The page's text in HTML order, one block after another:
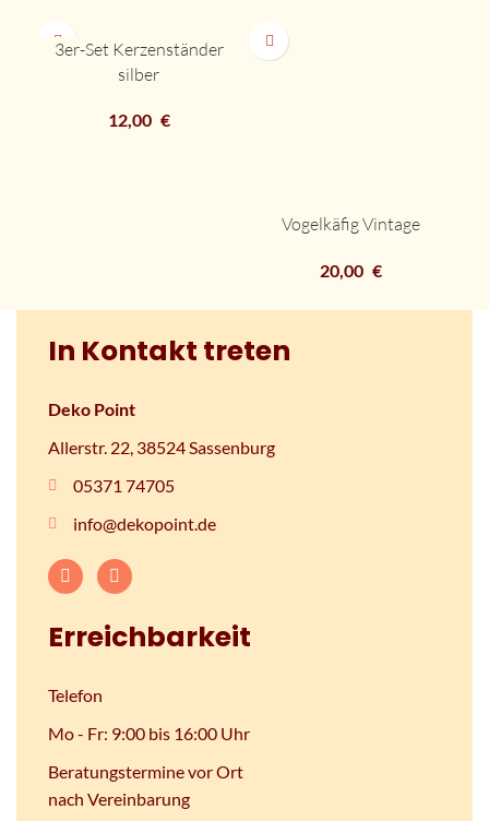
3er-Set Kerzenständer
silber
12,00 €
Vogelkäfig Vintage
20,00 €
In Kontakt treten
Deko Point
Allerstr. 22, 38524 Sassenburg
05371 74705
info@dekopoint.de
Erreichbarkeit
Telefon
Mo - Fr: 9:00 bis 16:00 Uhr
Beratungstermine vor Ort
nach Vereinbarung